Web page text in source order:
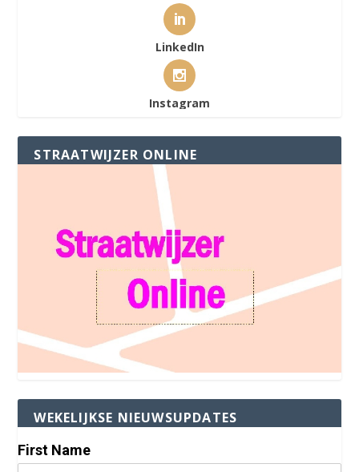
LinkedIn
Instagram
STRAATWIJZER ONLINE
WEKELIJKSE NIEUWSUPDATES
First Name